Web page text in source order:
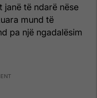
të ndarë nëse
mund të
pa një ngadalësim